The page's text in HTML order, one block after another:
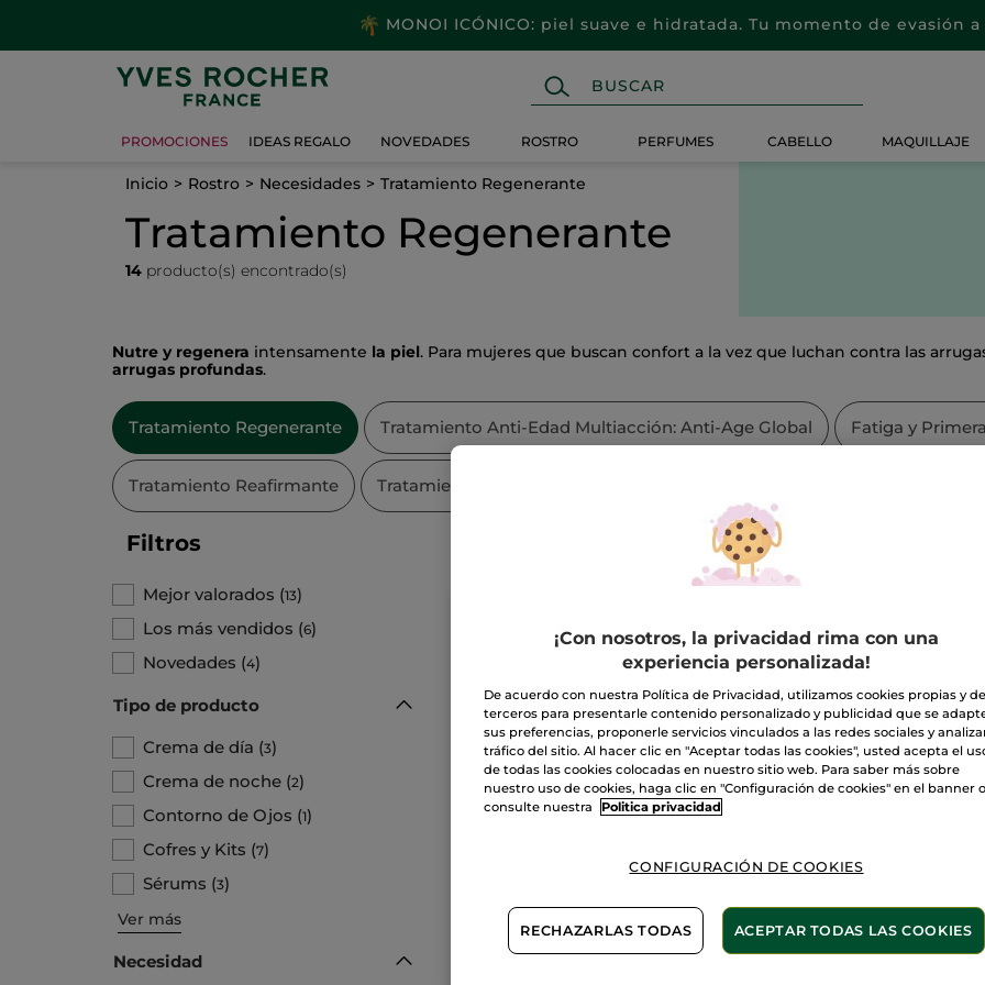
MONOI ICÓNICO: piel suave e hidratada. Tu momento de evasión
PROMOCIONES IDEAS REGALO NOVEDADES ROSTRO PERFUMES CABELLO MAQUILLAJE
Inicio Rostro Necesidades Tratamiento Regenerante
Tratamiento Regenerante
14 producto(s) encontrado(s)
Nutre y regenera intensamente la piel. Para mujeres que buscan confort a la vez que luchan contra las
arrugas profundas.
Tratamiento Regenerante Tratamiento Anti-Edad Multiacción: Anti-Age Global Fatiga y
Tratamiento Reafirmante Tratamiento Matificante & Purificante
Filtros
Mejor valorados (13)
Los más vendidos (6)
Novedades (4)
Tipo de producto
Crema de día (3)
Crema de noche (2)
Contorno de Ojos (1)
Cofres y Kits (7)
Sérums (3)
Ver más
Necesidad
(1932)
49,90€
Nutrición Contorno
de Ojos
(368)
31,90€
¡Con nosotros, la privacidad rima con una
experiencia personalizada!
De acuerdo con nuestra Política de Privacidad, utilizamos cookies propias y de
terceros para presentarle contenido personalizado y publicidad que se
sus preferencias, proponerle servicios vinculados a las redes sociales y
tráfico del sitio. Al hacer clic en "Aceptar todas las cookies", usted acepta el
de todas las cookies colocadas en nuestro sitio web. Para saber más sobre
nuestro uso de cookies, haga clic en "Configuración de cookies" en el banner o
consulte nuestra
Politica privacidad
CONFIGURACIÓN DE COOKIES
RECHAZARLAS TODAS ACEPTAR TODAS LAS COOKIES